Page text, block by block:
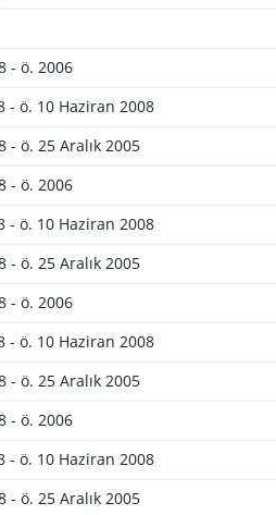
- ö. 2006
- ö. 10 Haziran 2008
- ö. 25 Aralık 2005
- ö. 2006
- ö. 10 Haziran 2008
- ö. 25 Aralık 2005
- ö. 2006
- ö. 10 Haziran 2008
- ö. 25 Aralık 2005
- ö. 2006
- ö. 10 Haziran 2008
- ö. 25 Aralık 2005